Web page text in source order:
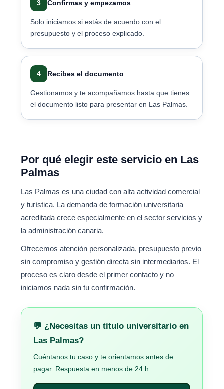
3 Confirmas y empezamos
Solo iniciamos si estás de acuerdo con el
presupuesto y el proceso explicado.
4 Recibes el documento
Gestionamos y te acompañamos hasta que tienes
el documento listo para presentar en Las Palmas.
Por qué elegir este servicio en Las
Palmas
Las Palmas es una ciudad con alta actividad comercial
y turística. La demanda de formación universitaria
acreditada crece especialmente en el sector servicios y
la administración canaria.
Ofrecemos atención personalizada, presupuesto previo
sin compromiso y gestión directa sin intermediarios. El
proceso es claro desde el primer contacto y no
iniciamos nada sin tu confirmación.
💬 ¿Necesitas un titulo universitario en
Las Palmas?
Cuéntanos tu caso y te orientamos antes de
pagar. Respuesta en menos de 24 h.